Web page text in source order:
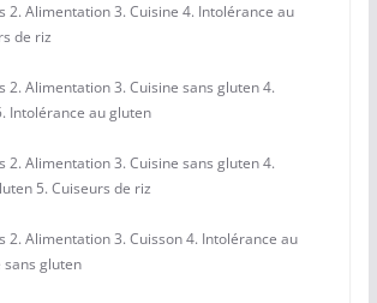
2. Alimentation 3. Cuisine 4. Intolérance au
de riz
2. Alimentation 3. Cuisine sans gluten 4.
Intolérance au gluten
2. Alimentation 3. Cuisine sans gluten 4.
5. Cuiseurs de riz
2. Alimentation 3. Cuisson 4. Intolérance au
sans gluten